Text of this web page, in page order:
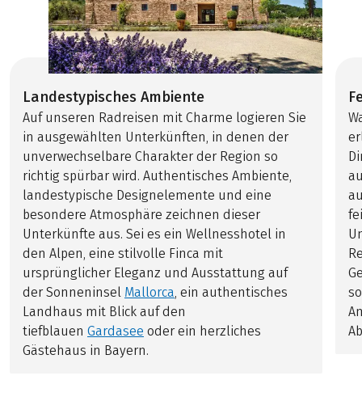
Landestypisches Ambiente
Auf unseren Radreisen mit Charme logieren Sie
in ausgewählten Unterkünften, in denen der
unverwechselbare Charakter der Region so
richtig spürbar wird. Authentisches Ambiente,
landestypische Designelemente und eine
besondere Atmosphäre zeichnen dieser
Unterkünfte aus. Sei es ein Wellnesshotel in
den Alpen, eine stilvolle Finca mit
ursprünglicher Eleganz und Ausstattung auf
der Sonneninsel Mallorca , ein authentisches
Landhaus mit Blick auf den
tiefblauen Gardasee oder ein herzliches
Gästehaus in Bayern.